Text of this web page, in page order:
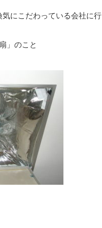
にこだわっている会社に
」のこと